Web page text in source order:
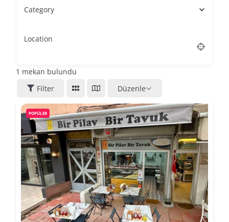
Category
Location
1 mekan bulundu
Filter
Düzenle
POPÜLER